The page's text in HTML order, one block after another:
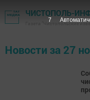
ЧИСТОПОЛЬ-
Газета "Чистопольские
Новости за 27
6